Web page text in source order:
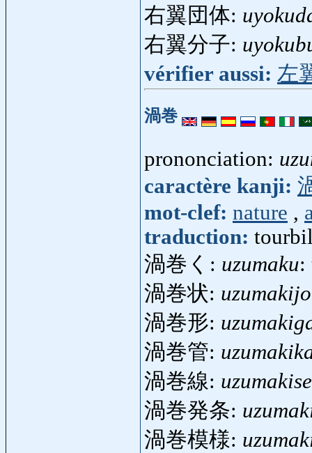
右翼団体:
右翼分子:
vérifier aussi: 左
渦巻
prononciation:
caractère kanji:
mot-clef: nature ,
traduction:
渦巻く: uzumaku:
渦巻状:
渦巻形:
渦巻管:
渦巻線:
渦巻発条:
渦巻模様: